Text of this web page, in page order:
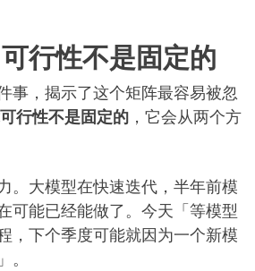
行性不是固定的
事，揭示了这个矩阵最容易被忽
行性不是固定的 ，它会从两个方
。大模型在快速迭代，半年前模
可能已经能做了。今天「等模型
，下个季度可能就因为一个新模